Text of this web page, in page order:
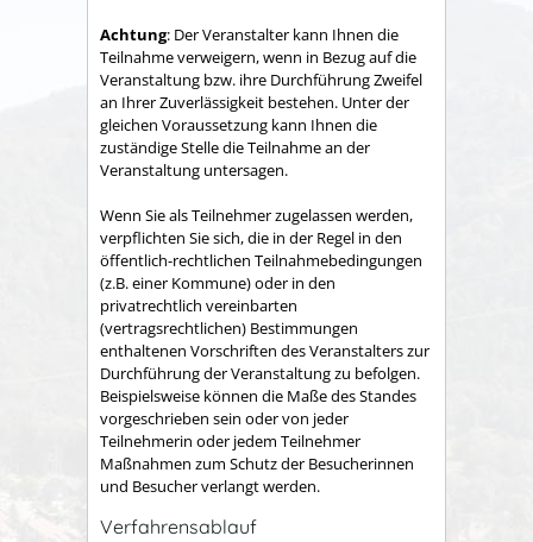
Achtung: Der Veranstalter kann Ihnen die
Teilnahme verweigern, wenn in Bezug auf die
Veranstaltung bzw. ihre Durchführung Zweifel
an Ihrer Zuverlässigkeit bestehen. Unter der
gleichen Voraussetzung kann Ihnen die
zuständige Stelle die Teilnahme an der
Veranstaltung untersagen.
Wenn Sie als Teilnehmer zugelassen werden,
verpflichten Sie sich, die in der Regel in den
öffentlich-rechtlichen Teilnahmebedingungen
(z.B. einer Kommune) oder in den
privatrechtlich vereinbarten
(vertragsrechtlichen) Bestimmungen
enthaltenen Vorschriften des Veranstalters zur
Durchführung der Veranstaltung zu befolgen.
Beispielsweise können die Maße des Standes
vorgeschrieben sein oder von jeder
Teilnehmerin oder jedem Teilnehmer
Maßnahmen zum Schutz der Besucherinnen
und Besucher verlangt werden.
Verfahrensablauf